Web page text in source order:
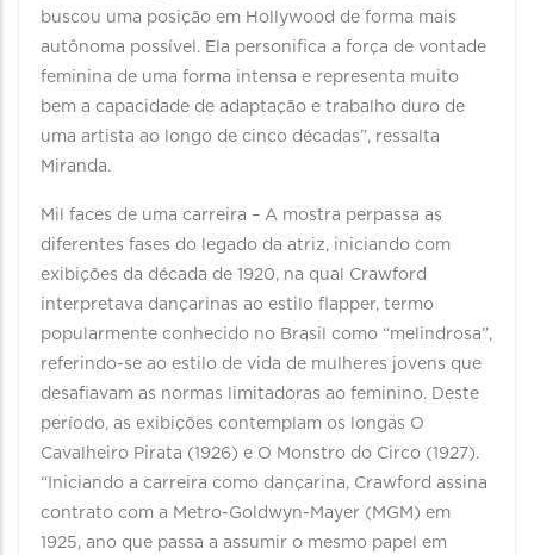
buscou uma posição em Hollywood de forma mais
autônoma possível. Ela personifica a força de vontade
feminina de uma forma intensa e representa muito
bem a capacidade de adaptação e trabalho duro de
uma artista ao longo de cinco décadas”, ressalta
Miranda.
Mil faces de uma carreira – A mostra perpassa as
diferentes fases do legado da atriz, iniciando com
exibições da década de 1920, na qual Crawford
interpretava dançarinas ao estilo flapper, termo
popularmente conhecido no Brasil como “melindrosa”,
referindo-se ao estilo de vida de mulheres jovens que
desafiavam as normas limitadoras ao feminino. Deste
período, as exibições contemplam os longas O
Cavalheiro Pirata (1926) e O Monstro do Circo (1927).
“Iniciando a carreira como dançarina, Crawford assina
contrato com a Metro-Goldwyn-Mayer (MGM) em
1925, ano que passa a assumir o mesmo papel em